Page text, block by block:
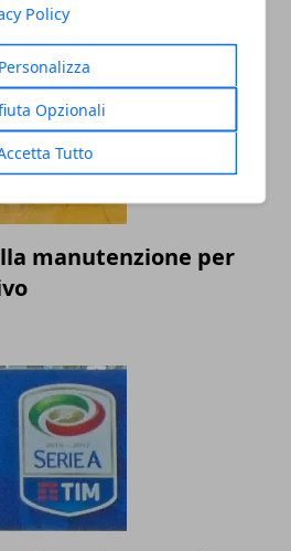
Policy
Personalizza
Opzionali
Tutto
manutenzione per